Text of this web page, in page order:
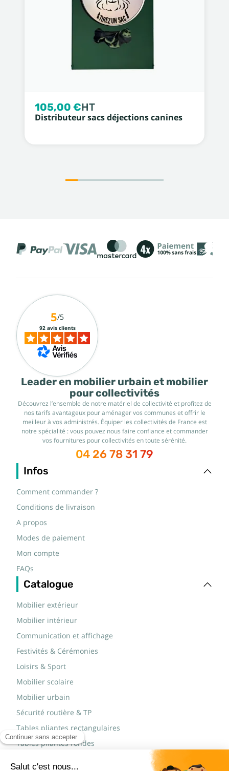
105,00 €HT
Distributeur sacs déjections canines
Leader en mobilier urbain et mobilier
pour collectivités
Découvrez l’ensemble de notre matériel de collectivité et profitez de
nos tarifs avantageux pour aménager vos communes et offrir le
meilleur à vos administrés. Équiper les collectivités de France est
notre spécialité : vous pouvez nous faire confiance et commander
vos fournitures pour collectivités en toute sérénité.
04 26 78 31 79
Infos
Comment commander ?
Conditions de livraison
A propos
Modes de paiement
Mon compte
FAQs
Catalogue
Mobilier extérieur
Mobilier intérieur
Communication et affichage
Festivités & Cérémonies
Loisirs & Sport
Mobilier scolaire
Mobilier urbain
Sécurité routière & TP
Tables pliantes rectangulaires
Tables pliantes rondes
5/5
92 avis clients